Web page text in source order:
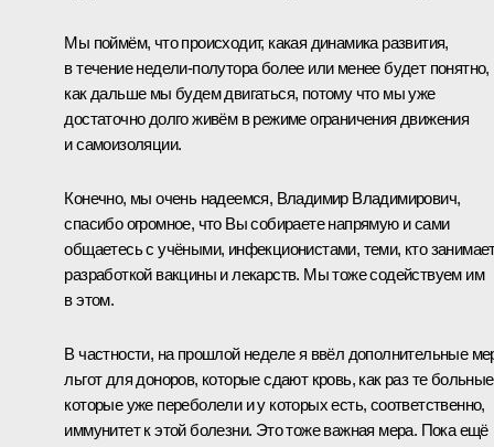
Мы поймём, что происходит, какая динамика развития,
в течение недели-полутора более или менее будет понятно,
как дальше мы будем двигаться, потому что мы уже
достаточно долго живём в режиме ограничения движения
и самоизоляции.
Конечно, мы очень надеемся, Владимир Владимирович,
спасибо огромное, что Вы собираете напрямую и сами
общаетесь с учёными, инфекционистами, теми, кто
разработкой вакцины и лекарств. Мы тоже содействуем им
в этом.
В частности, на прошлой неделе я ввёл дополнительные
льгот для доноров, которые сдают кровь, как раз те
которые уже переболели и у которых есть, соответственно,
иммунитет к этой болезни. Это тоже важная мера. Пока ещё